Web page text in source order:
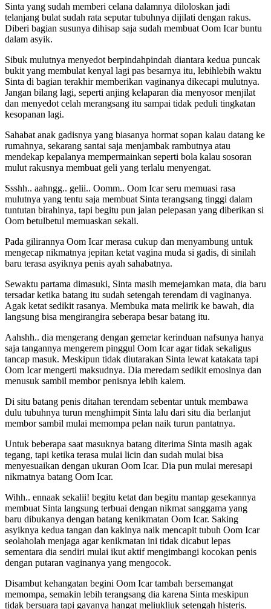
Sinta yang sudah memberi celana dalamnya diloloskan jadi
telanjang bulat sudah rata seputar tubuhnya dijilati dengan rakus.
Diberi bagian susunya dihisap saja sudah membuat Oom Icar buntu
dalam asyik.
Sibuk mulutnya menyedot berpindahpindah diantara kedua puncak
bukit yang membulat kenyal lagi pas besarnya itu, lebihlebih waktu
Sinta di bagian terakhir memberikan vaginanya dikecapi mulutnya.
Jangan bilang lagi, seperti anjing kelaparan dia menyosor menjilat
dan menyedot celah merangsang itu sampai tidak peduli tingkatan
kesopanan lagi.
Sahabat anak gadisnya yang biasanya hormat sopan kalau datang ke
rumahnya, sekarang santai saja menjambak rambutnya atau
mendekap kepalanya mempermainkan seperti bola kalau sosoran
mulut rakusnya membuat geli yang terlalu menyengat.
Ssshh.. aahngg.. gelii.. Oomm.. Oom Icar seru memuasi rasa
mulutnya yang tentu saja membuat Sinta terangsang tinggi dalam
tuntutan birahinya, tapi begitu pun jalan pelepasan yang diberikan si
Oom betulbetul memuaskan sekali.
Pada gilirannya Oom Icar merasa cukup dan menyambung untuk
mengecap nikmatnya jepitan ketat vagina muda si gadis, di sinilah
baru terasa asyiknya penis ayah sahabatnya.
Sewaktu partama dimasuki, Sinta masih memejamkan mata, dia baru
tersadar ketika batang itu sudah setengah terendam di vaginanya.
Agak ketat sedikit rasanya. Membuka mata melirik ke bawah, dia
langsung bisa mengirangira seberapa besar batang itu.
Aahshh.. dia mengerang dengan gemetar kerinduan nafsunya hanya
saja tangannya mengerem pinggul Oom Icar agar tidak sekaligus
tancap masuk. Meskipun tidak diutarakan Sinta lewat katakata tapi
Oom Icar mengerti maksudnya. Dia meredam sedikit emosinya dan
menusuk sambil membor penisnya lebih kalem.
Di situ batang penis ditahan terendam sebentar untuk membawa
dulu tubuhnya turun menghimpit Sinta lalu dari situ dia berlanjut
membor sambil mulai memompa pelan naik turun pantatnya.
Untuk beberapa saat masuknya batang diterima Sinta masih agak
tegang, tapi ketika terasa mulai licin dan sudah mulai bisa
menyesuaikan dengan ukuran Oom Icar. Dia pun mulai meresapi
nikmatnya batang Oom Icar.
Wihh.. ennaak sekalii! begitu ketat dan begitu mantap gesekannya
membuat Sinta langsung terbuai dengan nikmat sanggama yang
baru dibukanya dengan batang kenikmatan Oom Icar. Saking
asyiknya kedua tangan dan kakinya naik mencapit tubuh Oom Icar
seolaholah menjaga agar kenikmatan ini tidak dicabut lepas
sementara dia sendiri mulai ikut aktif mengimbangi kocokan penis
dengan putaran vaginanya yang mengocok.
Disambut kehangatan begini Oom Icar tambah bersemangat
memompa, semakin lebih terangsang dia karena Sinta meskipun
tidak bersuara tapi gayanya hangat meliukliuk setengah histeris.